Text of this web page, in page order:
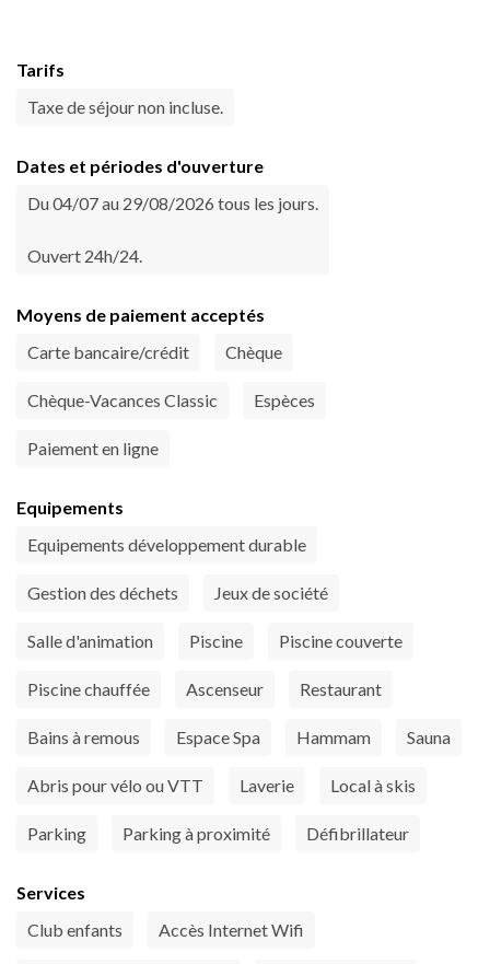
Tarifs
Taxe de séjour non incluse.
Dates et périodes d'ouverture
Du 04/07 au 29/08/2026 tous les jours.
Ouvert 24h/24.
Moyens de paiement acceptés
Carte bancaire/crédit
Chèque
Chèque-Vacances Classic Espèces
Paiement en ligne
Equipements
Equipements développement durable
Gestion des déchets Jeux de société
Salle d'animation Piscine Piscine couverte
Piscine chauffée Ascenseur Restaurant
Bains à remous Espace Spa Hammam Sauna
Abris pour vélo ou VTT Laverie Local à skis
Parking Parking à proximité Défibrillateur
Services
Club enfants
Accès Internet Wifi